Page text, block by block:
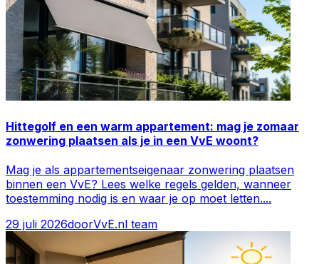
Hittegolf en een warm appartement: mag je zomaar
zonwering plaatsen als je in een VvE woont?
Mag je als appartementseigenaar zonwering plaatsen
binnen een VvE? Lees welke regels gelden, wanneer
toestemming nodig is en waar je op moet letten....
29 juli 2026doorVvE.nl team